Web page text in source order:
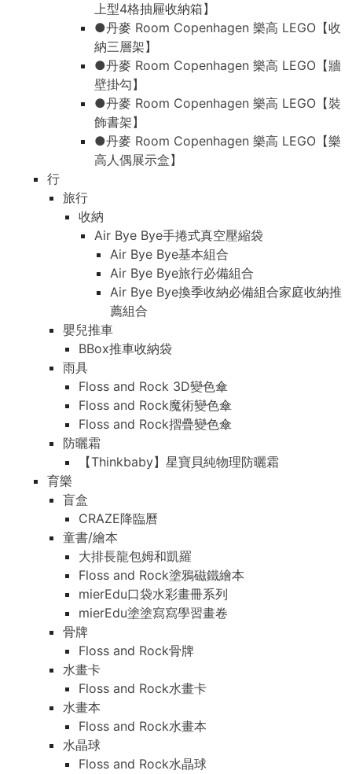
上型4格抽屜收納箱】
●丹麥 Room Copenhagen 樂高 LEGO【收
納三層架】
●丹麥 Room Copenhagen 樂高 LEGO【牆
壁掛勾】
●丹麥 Room Copenhagen 樂高 LEGO【裝
飾書架】
●丹麥 Room Copenhagen 樂高 LEGO【樂
高人偶展示盒】
行
旅行
收納
Air Bye Bye手捲式真空壓縮袋
Air Bye Bye基本組合
Air Bye Bye旅行必備組合
Air Bye Bye換季收納必備組合家庭收納推
薦組合
嬰兒推車
BBox推車收納袋
雨具
Floss and Rock 3D變色傘
Floss and Rock魔術變色傘
Floss and Rock摺疊變色傘
防曬霜
【Thinkbaby】星寶貝純物理防曬霜
育樂
盲盒
CRAZE降臨曆
童書/繪本
大排長龍包姆和凱羅
Floss and Rock塗鴉磁鐵繪本
mierEdu口袋水彩畫冊系列
mierEdu塗塗寫寫學習畫卷
骨牌
Floss and Rock骨牌
水畫卡
Floss and Rock水畫卡
水畫本
Floss and Rock水畫本
水晶球
Floss and Rock水晶球